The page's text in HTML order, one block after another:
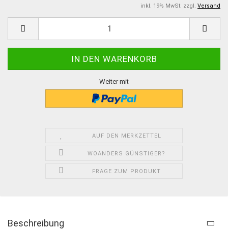
inkl. 19% MwSt. zzgl. Versand
Weiter mit
AUF DEN MERKZETTEL
WOANDERS GÜNSTIGER?
FRAGE ZUM PRODUKT
Beschreibung